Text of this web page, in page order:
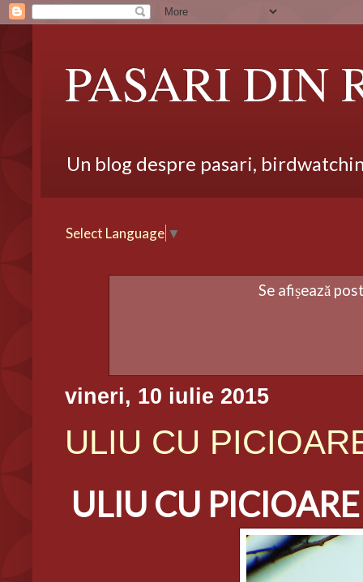
PASARI DIN
Un blog despre pasari,
Select Language ▼
Se afișează
vineri, 10 iulie 2015
ULIU CU
ULIU CU